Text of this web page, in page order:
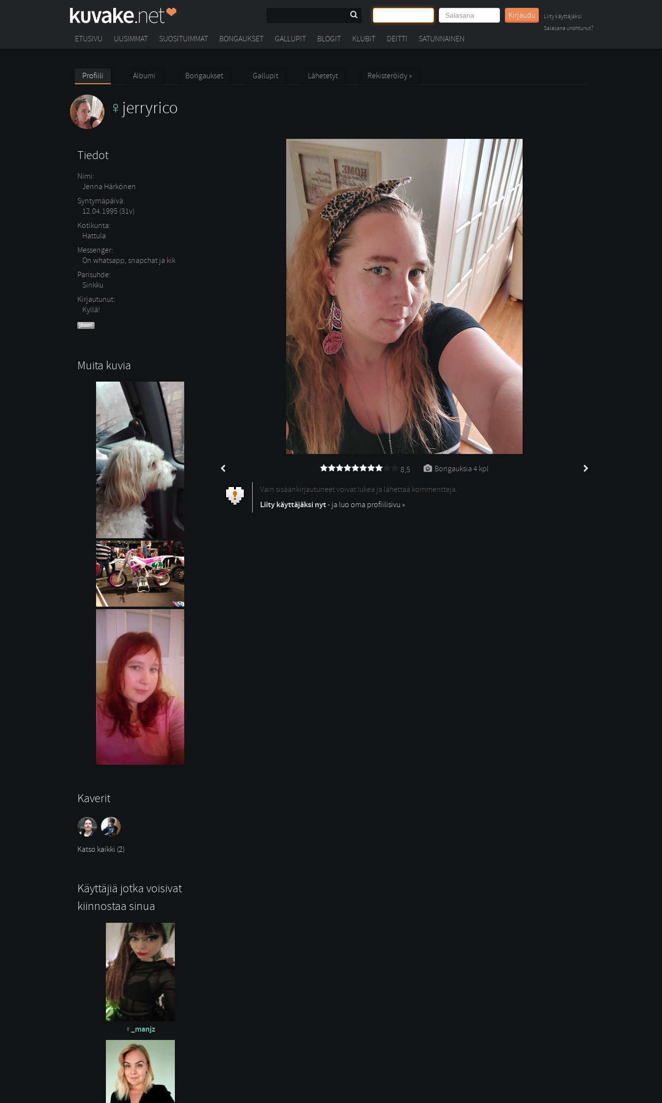
Kirjaudu
Liity käyttäjäksi
Salasana unohtunut?
ETUSIVU UUSIMMAT SUOSITUIMMAT BONGAUKSET GALLUPIT BLOGIT KLUBIT DEITTI SATUNNAINEN
Profiili Albumi Bongaukset Gallupit Lähetetyt Rekisteröidy »
jerryrico
Tiedot
Nimi:
Jenna Härkönen
Syntymäpäivä:
12.04.1995 (31v)
Kotikunta:
Hattula
Messenger:
On whatsapp, snapchat ja kik
Parisuhde:
Sinkku
Kirjautunut:
Kyllä!
Muita kuvia
Kaverit
Katso kaikki (2)
Käyttäjiä jotka voisivat
kiinnostaa sinua
_manjz
8,5 Bongauksia 4 kpl
Vain sisäänkirjautuneet voivat lukea ja lähettää kommentteja.
Liity käyttäjäksi nyt- ja luo oma profiilisivu »